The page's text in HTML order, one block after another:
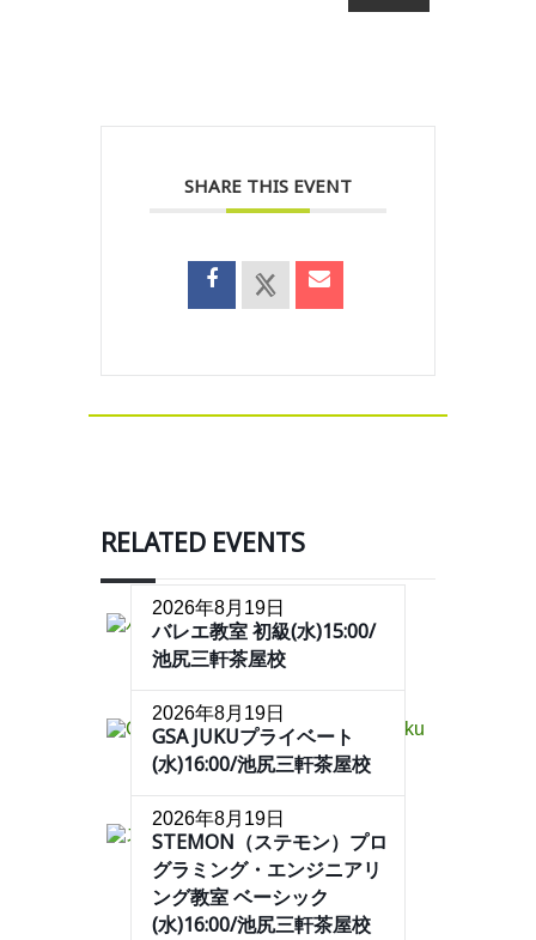
SHARE THIS EVENT
RELATED EVENTS
2026年8月19日
バレエ教室 初級(水)15:00/
池尻三軒茶屋校
2026年8月19日
GSA JUKUプライベート
(水)16:00/池尻三軒茶屋校
2026年8月19日
STEMON（ステモン）プロ
グラミング・エンジニアリ
ング教室 ベーシック
(水)16:00/池尻三軒茶屋校